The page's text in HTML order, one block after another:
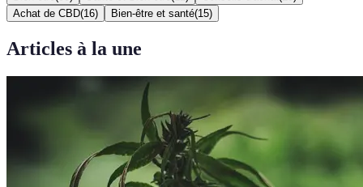
Achat de CBD(16) Bien-être et santé(15)
Articles à la une